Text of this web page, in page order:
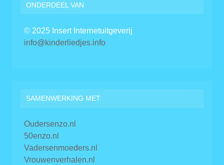
ONDERDEEL VAN
© 2025 Insert Internetuitgeverij
info@kinderliedjes.info
SAMENWERKING MET
Oudersenzo.nl
50enzo.nl
Vadersenmoeders.nl
Vrouwenverhalen.nl